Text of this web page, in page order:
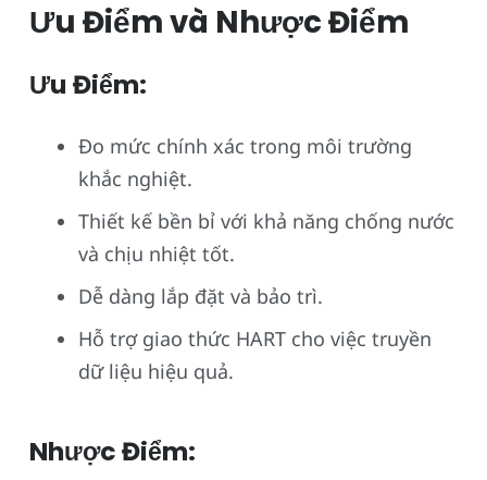
Ưu Điểm và Nhược Điểm
Ưu Điểm:
Đo mức chính xác trong môi trường
khắc nghiệt.
Thiết kế bền bỉ với khả năng chống nước
và chịu nhiệt tốt.
Dễ dàng lắp đặt và bảo trì.
Hỗ trợ giao thức HART cho việc truyền
dữ liệu hiệu quả.
Nhược Điểm: